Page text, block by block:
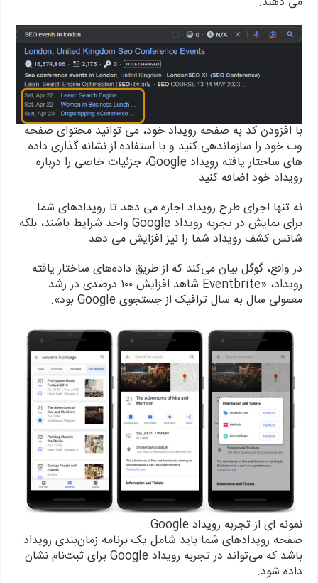
با افزودن کد به صفحه رویداد خود، می توانید محتوای صفحه
وب خود را سازماندهی کنید و با استفاده از نشانه گذاری داده
های ساختار یافته رویداد Google، جزئیات خاصی را درباره
رویداد خود اضافه کنید.
نه تنها اجرای طرح رویداد اجازه می دهد تا رویدادهای شما
برای نمایش در تجربه رویداد Google واجد شرایط باشند، بلکه
شانس کشف رویداد شما را نیز افزایش می دهد.
در واقع، گوگل بیان می‌کند که از طریق داده‌های ساختار یافته
رویداد، «Eventbrite شاهد افزایش ۱۰۰ درصدی در رشد
معمولی سال به سال ترافیک از جستجوی Google بود».
نمونه ای از تجربه رویداد Google.
صفحه رویدادهای شما باید شامل یک برنامه زمان‌بندی رویداد
باشد که می‌تواند در تجربه رویداد Google برای ثبت‌نام نشان
داده شود.